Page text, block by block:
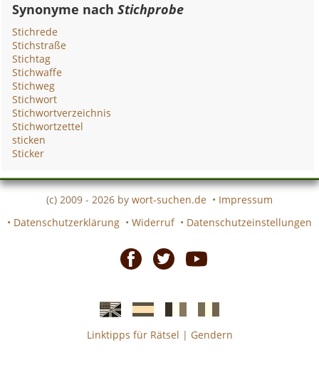
Synonyme nachStichprobe
Stichrede
Stichstraße
Stichtag
Stichwaffe
Stichweg
Stichwort
Stichwortverzeichnis
Stichwortzettel
sticken
Sticker
(c) 2009 - 2026 by wort-suchen.de • Impressum
• Datenschutzerklärung • Widerruf • Datenschutzeinstellungen
EnglischeSpanischefranzösicheitalienische
Linktipps für Rätsel | Gendern